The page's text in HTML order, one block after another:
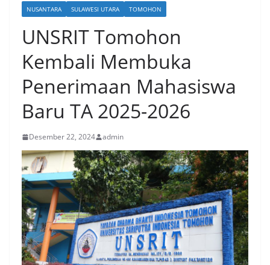
NUSANTARA SULAWESI UTARA TOMOHON
UNSRIT Tomohon
Kembali Membuka
Penerimaan Mahasiswa
Baru TA 2025-2026
Desember 22, 2024 admin